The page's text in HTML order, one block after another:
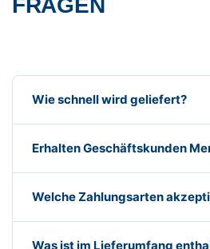
FRAGEN
Wie schnell wird geliefert?
Erhalten Geschäftskunden
Welche Zahlungsarten
Was ist im Lieferumfang